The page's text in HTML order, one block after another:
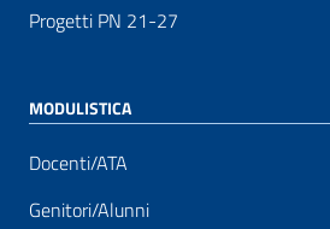
Progetti PN 21-27
MODULISTICA
Docenti/ATA
Genitori/Alunni